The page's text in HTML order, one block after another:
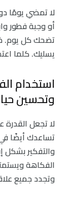
لا تمضي يومًا
أو وجبة فطور
يسليك. كلما
استخدام
وتحسين
لا تجعل
تساعدك أيضًا
والتفكير بشكل
الفكاهة
وتجدد جميع